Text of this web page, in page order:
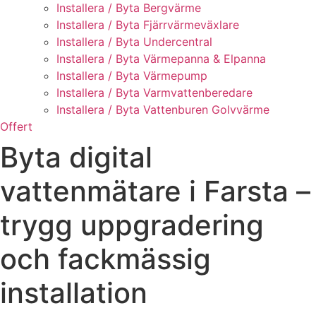
Installera / Byta Bergvärme
Installera / Byta Fjärrvärmeväxlare
Installera / Byta Undercentral
Installera / Byta Värmepanna & Elpanna
Installera / Byta Värmepump
Installera / Byta Varmvattenberedare
Installera / Byta Vattenburen Golvvärme
Offert
Byta digital
vattenmätare i Farsta –
trygg uppgradering
och fackmässig
installation